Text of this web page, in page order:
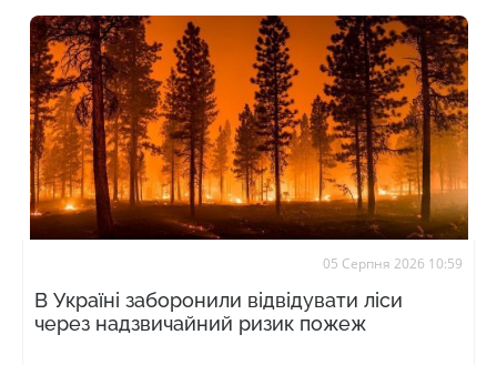
05 Серпня 2026 10:59
В Україні заборонили відвідувати ліси
через надзвичайний ризик пожеж